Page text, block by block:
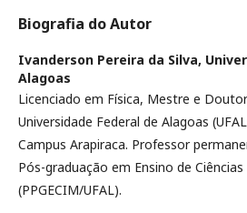
Biografia do Autor
Ivanderson Pereira da Silva,
Alagoas
Licenciado em Física, Mestre e
Universidade Federal de Alagoas
Campus Arapiraca. Professor
Pós-graduação em Ensino de
(PPGECIM/UFAL).